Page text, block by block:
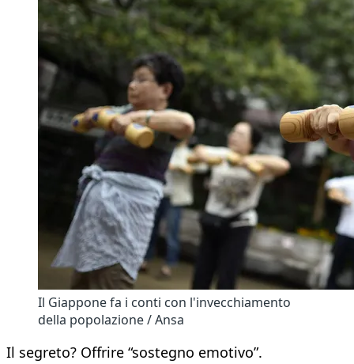
Il Giappone fa i conti con l'invecchiamento
della popolazione / Ansa
Il segreto? Offrire “sostegno emotivo”.